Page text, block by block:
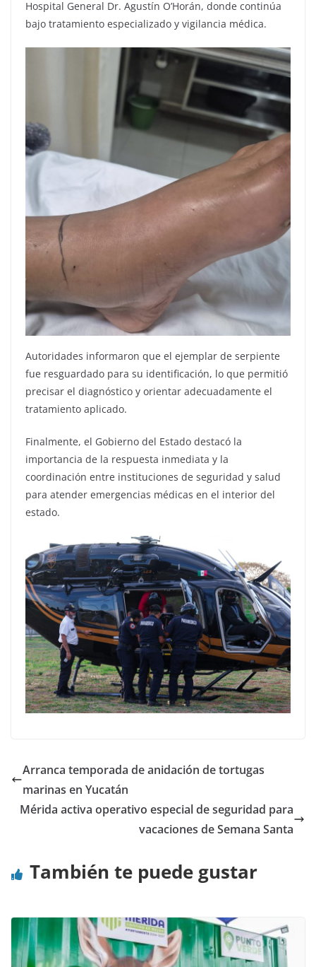
Hospital General Dr. Agustín O’Horán, donde continúa
bajo tratamiento especializado y vigilancia médica.
Autoridades informaron que el ejemplar de serpiente
fue resguardado para su identificación, lo que permitió
precisar el diagnóstico y orientar adecuadamente el
tratamiento aplicado.
Finalmente, el Gobierno del Estado destacó la
importancia de la respuesta inmediata y la
coordinación entre instituciones de seguridad y salud
para atender emergencias médicas en el interior del
estado.
Arranca temporada de anidación de tortugas
marinas en Yucatán
Mérida activa operativo especial de seguridad para
vacaciones de Semana Santa
También te puede gustar